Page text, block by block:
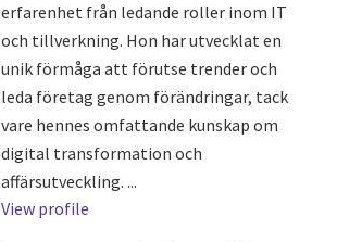
erfarenhet från ledande roller inom IT
och tillverkning. Hon har utvecklat en
unik förmåga att förutse trender och
leda företag genom förändringar, tack
vare hennes omfattande kunskap om
digital transformation och
affärsutveckling. ...
View profile